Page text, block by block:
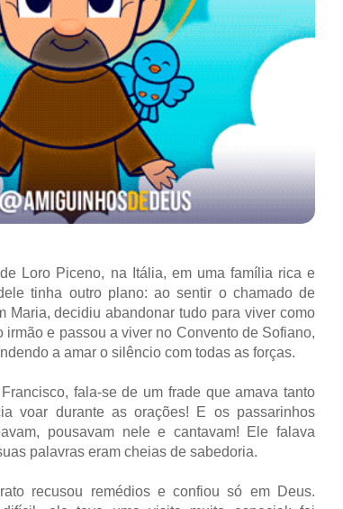
Loro Piceno, na Itália, em uma família rica e
tinha outro plano: ao sentir o chamado de
Maria, decidiu abandonar tudo para viver como
irmão e passou a viver no Convento de Sofiano,
a amar o silêncio com todas as forças.
fala-se de um frade que amava tanto
voar durante as orações! E os passarinhos
pousavam nele e cantavam! Ele falava
palavras eram cheias de sabedoria.
recusou remédios e confiou só em Deus.